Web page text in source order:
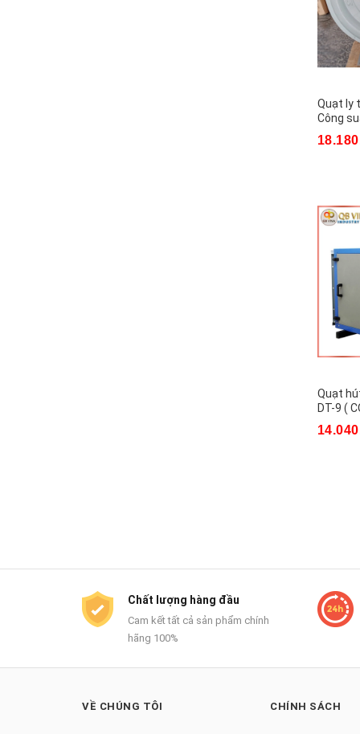
Quạt ly
Công
Quạt
DT-9 (
Chất lượng hàng đầu
Cam kết tất cả sản phẩm chính
hãng 100%
VỀ CHÚNG TÔI CHÍNH SÁCH